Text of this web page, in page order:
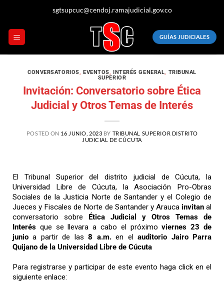
sgtsupcuc@cendoj.ramajudicial.gov.co
GUÍAS JUDICIALES
CONVERSATORIOS, EVENTOS, INTERÉS GENERAL, TRIBUNAL
SUPERIOR
Invitación: Conversatorio sobre Ética
Judicial y Otros Temas de Interés
POSTED ON 16 JUNIO, 2023 BY TRIBUNAL SUPERIOR DISTRITO
JUDICIAL DE CÚCUTA
El Tribunal Superior del distrito judicial de Cúcuta, la
Universidad Libre de Cúcuta, la Asociación Pro-Obras
Sociales de la Justicia Norte de Santander y el Colegio de
Jueces y Fiscales de Norte de Santander y Arauca invitanal
conversatorio sobre Ética Judicial y Otros Temas de
Interés que se llevara a cabo el próximoviernes 23 de
junioa partir de las8 a.m.en elauditorio Jairo Parra
Quijano de la Universidad Libre de Cúcuta
Para registrarse y participar de este evento haga click en el
siguiente enlace: